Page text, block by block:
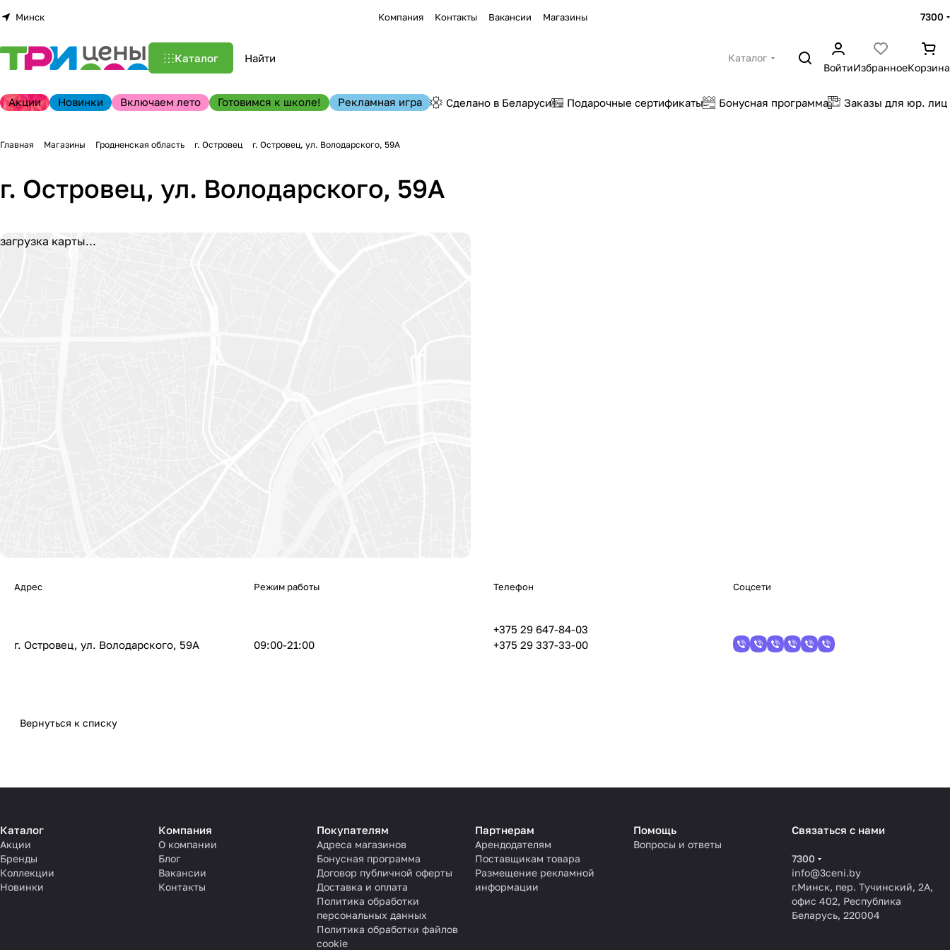
Минск Компания Контакты Вакансии Магазины 7300
Каталог
Каталог
ВойтиИзбранноеКорзина
Акции Новинки Включаем лето Готовимся к школе! Рекламная игра Сделано в Беларуси Подарочные сертификаты Бонусная программа Заказы для юр. лиц
Главная Магазины Гродненская область г. Островец г. Островец, ул. Володарского, 59А
г. Островец, ул. Володарского, 59А
загрузка карты...
Адрес
г. Островец, ул. Володарского, 59А
Режим работы
09:00-21:00
Телефон
+375 29 647-84-03
+375 29 337-33-00
Соцсети
Вернуться к списку
Каталог
Акции
Бренды
Коллекции
Новинки
Компания
О компании
Блог
Вакансии
Контакты
Покупателям
Адреса магазинов
Бонусная программа
Договор публичной оферты
Доставка и оплата
Политика обработки
персональных данных
Политика обработки файлов
cookie
Партнерам
Арендодателям
Поставщикам товара
Размещение рекламной
информации
Помощь
Вопросы и ответы
Связаться с нами
7300
info@3ceni.by
г.Минск, пер. Тучинский, 2А,
офис 402, Республика
Беларусь, 220004